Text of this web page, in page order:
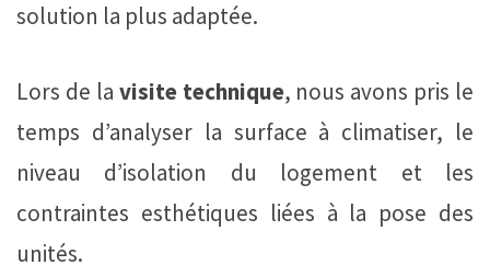
solution la plus adaptée.
Lors de la visite technique, nous avons pris le
temps d’analyser la surface à climatiser, le
niveau d’isolation du logement et les
contraintes esthétiques liées à la pose des
unités.